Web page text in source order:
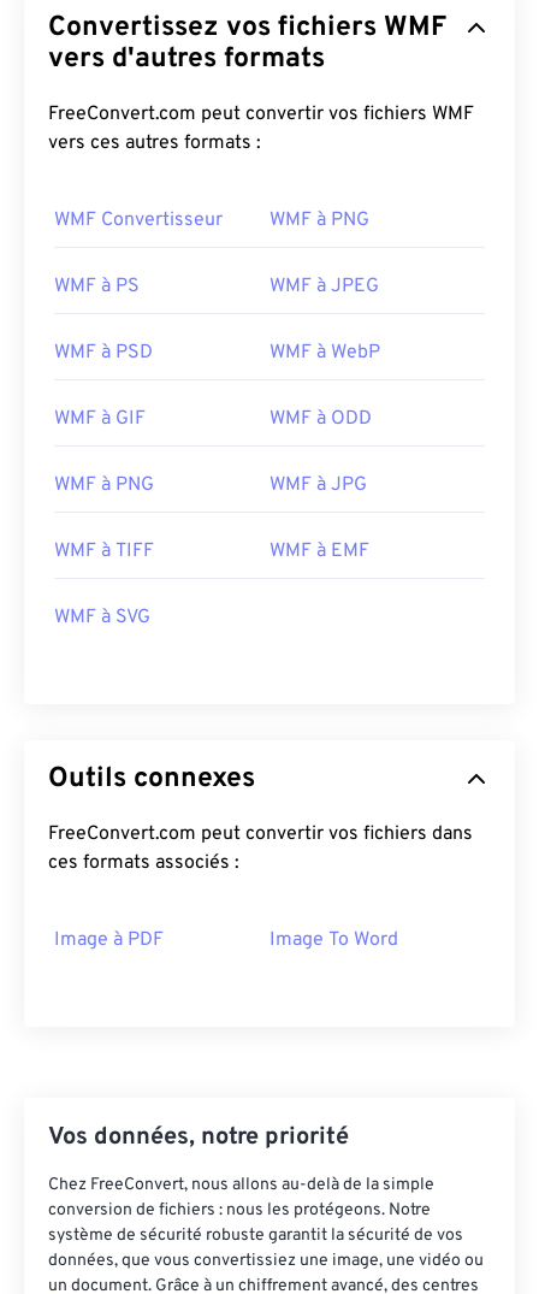
Convertissez vos fichiers WMF
vers d'autres formats
FreeConvert.com peut convertir vos fichiers WMF
vers ces autres formats :
WMF Convertisseur WMF à PNG
WMF à PS WMF à JPEG
WMF à PSD WMF à WebP
WMF à GIF WMF à ODD
WMF à PNG WMF à JPG
WMF à TIFF WMF à EMF
WMF à SVG
Outils connexes
FreeConvert.com peut convertir vos fichiers dans
ces formats associés :
Image à PDF Image To Word
Vos données, notre priorité
Chez FreeConvert, nous allons au-delà de la simple
conversion de fichiers : nous les protégeons. Notre
système de sécurité robuste garantit la sécurité de vos
données, que vous convertissiez une image, une vidéo ou
un document. Grâce à un chiffrement avancé, des centres